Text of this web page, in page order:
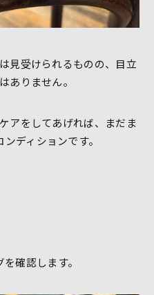
見受けられるものの、目立
ありません。
アをしてあげれば、まだま
ディションです。
確認します。